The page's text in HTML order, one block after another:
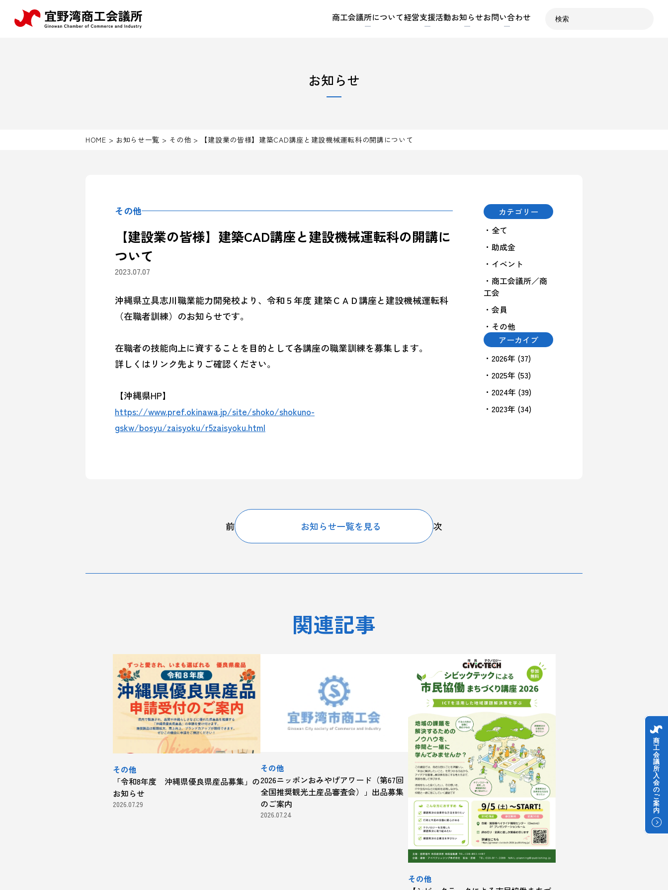
商工会議所について経営支援活動お知らせお問い合わせ
お知らせ
HOME > お知らせ一覧 > その他 > 【建設業の皆様】建築CAD講座と建設機械運転科の開講について
その他
【建設業の皆様】建築CAD講座と建設機械運転科の開講に
ついて
2023.07.07
沖縄県立具志川職業能力開発校より、令和５年度 建築ＣＡＤ講座と建設機械運転科
（在職者訓練）のお知らせです。
在職者の技能向上に資することを目的として各講座の職業訓練を募集します。
詳しくはリンク先よりご確認ください。
【沖縄県HP】
https://www.pref.okinawa.jp/site/shoko/shokuno-
gskw/bosyu/zaisyoku/r5zaisyoku.html
カテゴリー
・全て
・助成金
・イベント
・商工会議所／商
工会
・会員
・その他
アーカイブ
・2026年 (37)
・2025年 (53)
・2024年 (39)
・2023年 (34)
前 お知らせ一覧を見る 次
関連記事
その他
「令和8年度 沖縄県優良県産品募集」の
お知らせ
2026.07.29
その他
2026ニッポンおみやげアワード（第67回
全国推奨観光土産品審査会）」出品募集
のご案内
2026.07.24
その他